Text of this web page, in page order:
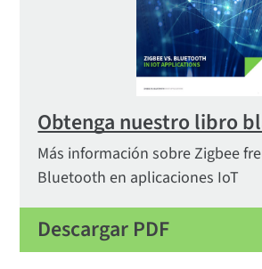
Obtenga nuestro libro
Más información sobre Zigbee
Bluetooth en aplicaciones IoT
Descargar PDF